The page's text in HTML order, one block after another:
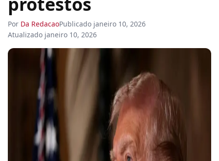
Por Da RedacaoPublicado janeiro 10, 2026
Atualizado janeiro 10, 2026